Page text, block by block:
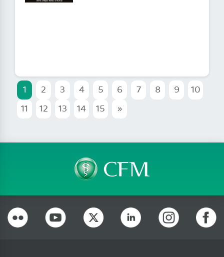
1 2 3 4 5 6 7 8 9
10
11
12 13 14 15 »